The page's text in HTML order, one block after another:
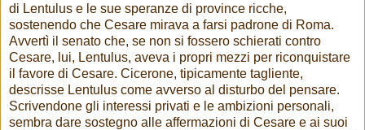
di Lentulus e le sue speranze di province ricche,
sostenendo che Cesare mirava a farsi padrone di Roma.
Avvertì il senato che, se non si fossero schierati contro
Cesare, lui, Lentulus, aveva i propri mezzi per riconquistare
il favore di Cesare. Cicerone, tipicamente tagliente,
descrisse Lentulus come avverso al disturbo del pensare.
Scrivendone gli interessi privati ​​e le ambizioni personali,
sembra dare sostegno alle affermazioni di Cesare e ai suoi